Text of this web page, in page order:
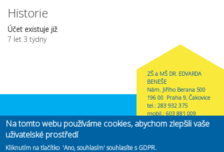
Historie
Účet existuje již
7 let 3 týdny
ZŠ a MŠ DR. EDVARDA
BENEŠE
Nám. Jiřího Berana 500
196 00 Praha 9, Čakovice
tel.: 283 932 375
mobil.: 603 881 009
zscakovice@zscakovice.cz
ZřizovatelMČ Praha-Čakovice(link is external)
Na tomto webu používáme cookies, abychom zlepšili vaše
uživatelské prostředí
Kliknutím na tlačítko 'Ano, souhlasím' souhlasíte s GDPR.